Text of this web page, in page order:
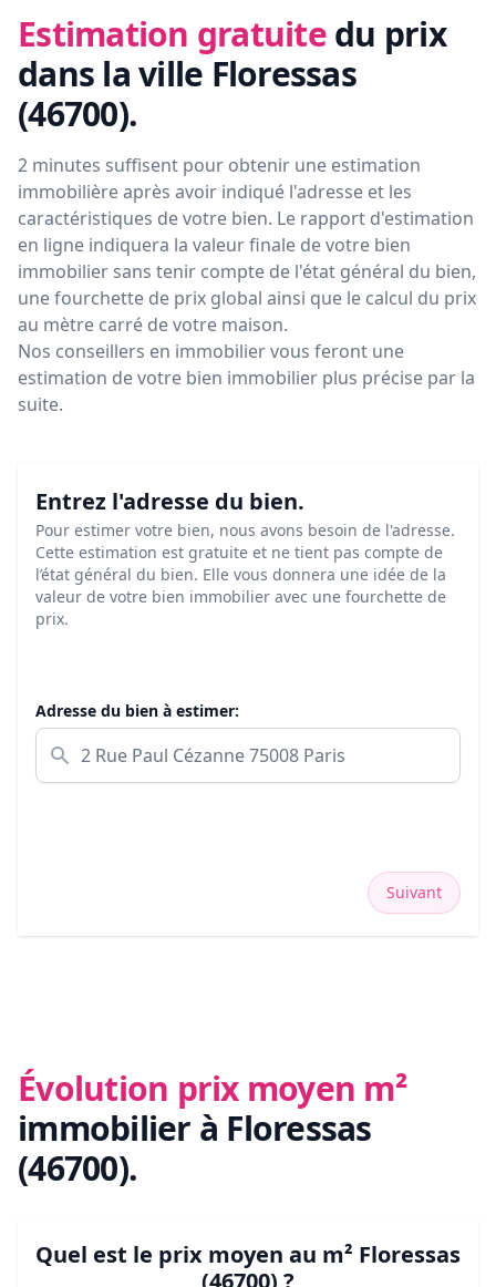
Estimation gratuite du prix
dans la ville Floressas
(46700).
2 minutes suffisent pour obtenir une estimation
immobilière après avoir indiqué l'adresse et les
caractéristiques de votre bien. Le rapport d'estimation
en ligne indiquera la valeur finale de votre bien
immobilier sans tenir compte de l'état général du bien,
une fourchette de prix global ainsi que le calcul du prix
au mètre carré de votre maison.
Nos conseillers en immobilier vous feront une
estimation de votre bien immobilier plus précise par la
suite.
Entrez l'adresse du bien.
Pour estimer votre bien, nous avons besoin de l'adresse.
Cette estimation est gratuite et ne tient pas compte de
l’état général du bien. Elle vous donnera une idée de la
valeur de votre bien immobilier avec une fourchette de
prix.
Adresse du bien à estimer:
Suivant
Évolution prix moyen m²
immobilier à Floressas
(46700).
Quel est le prix moyen au m² Floressas